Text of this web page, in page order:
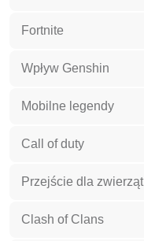
Fortnite
Wpływ Genshin
Mobilne legendy
Call of duty
Przejście dla zwierząt
Clash of Clans